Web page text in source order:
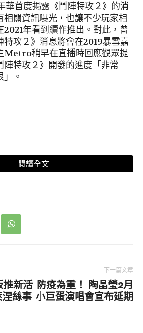
華首度揭露《鬥陣特攻２》的消
相關資訊曝光，也讓不少玩家相
2021年看到續作推出。對此，曾
特攻２》消息將會在2019暴雪嘉
Metro稍早在直播時回應觀眾提
陣特攻２》開發的進度「非常
。
閱讀全文
推新活
絲事
下一篇文章
防疫為重！ 陶晶瑩2月
小巨蛋演唱會宣布延期